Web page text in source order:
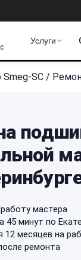
Услуги
SC /
мастера
45 минут по
12 месяцев на
ремонта